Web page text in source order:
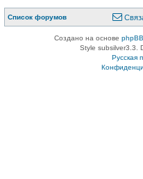
Список форумов
Создано на основе phpBB
Style subsilver3.3.
Русская